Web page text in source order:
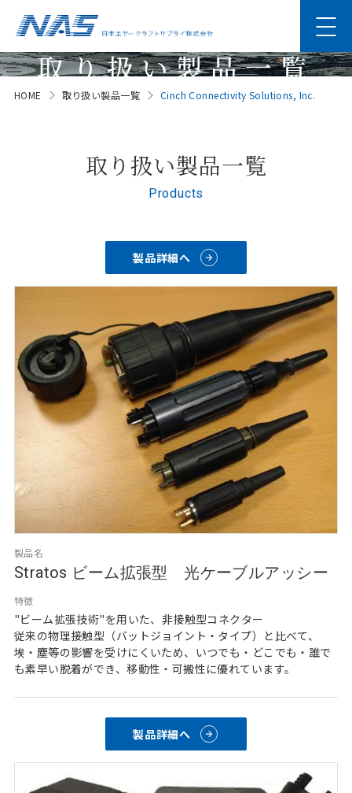
取り扱い製品一覧
Products
HOME 取り扱い製品一覧 Cinch Connectivity Solutions, Inc.
取り扱い製品一覧
Products
製品名
Stratos ビーム拡張型 光ケーブルアッシー
特徴
"ビーム拡張技術"を用いた、非接触型コネクター
従来の物理接触型（バットジョイント・タイプ）と比べて、
埃・塵等の影響を受けにくいため、いつでも・どこでも・誰で
も素早い脱着ができ、移動性・可搬性に優れています。
製品詳細へ
製品詳細へ